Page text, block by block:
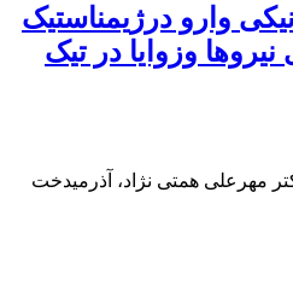
وارو درژیمناستیک
وزوایا در تیک
مهرعلی همتی نژاد، آذرمیدخت